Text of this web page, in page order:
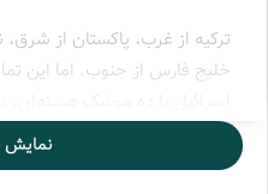
ترکیه از غرب، پاکستان از
خلیج فارس از جنوب. اما این
ماند را هم به هوا فرستاد. رمان
آینده‌نگرانه است که به شکل
نمایش